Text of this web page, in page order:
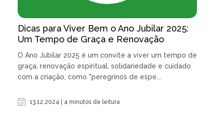
Dicas para Viver Bem o Ano Jubilar 2025:
Um Tempo de Graça e Renovação
O Ano Jubilar 2025 é um convite a viver um tempo de
graça, renovação espiritual, solidariedade e cuidado
com a criação, como "peregrinos de espe...
13.12.2024 | 4 minutos de leitura